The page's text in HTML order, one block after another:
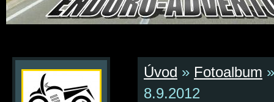
Úvod » Fotoalbum
8.9.2012